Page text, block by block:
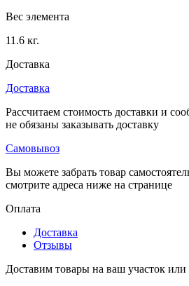
Вес элемента
11.6 кг.
Доставка
Доставка
Рассчитаем стоимость доставки и
не обязаны заказывать доставку
Самовывоз
Вы можете забрать товар
смотрите адреса ниже на странице
Оплата
Доставка
Отзывы
Доставим товары на ваш участок или